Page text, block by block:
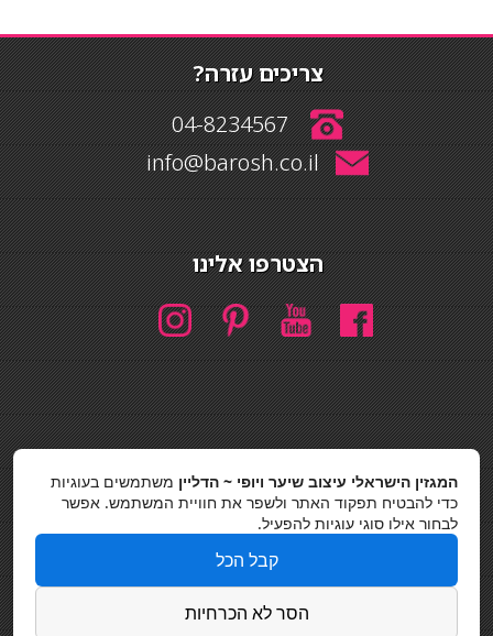
צריכים עזרה?
04-8234567
info@barosh.co.il
הצטרפו אלינו
חיפוש
חיפוש
כסאות בר
מדיניות פרטיות
המגזין הישראלי עיצוב שיער ויופי ~ הדליין משתמשים בעוגיות
כדי להבטיח תפקוד האתר ולשפר את חוויית המשתמש. אפשר
לבחור אילו סוגי עוגיות להפעיל.
קבל הכל
הסר לא הכרחיות